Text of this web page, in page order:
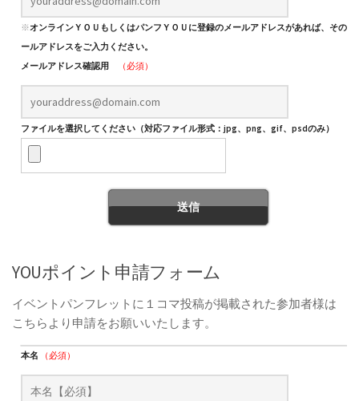
※オンラインＹＯＵもしくはパンフＹＯＵに登録のメールアドレスがあれば、そのメ
ールアドレスをご入力ください。
メールアドレス確認用
（必須）
ファイルを選択してください（対応ファイル形式：jpg、png、gif、psdのみ）
YOUポイント申請フォーム
イベントパンフレットに１コマ投稿が掲載された参加者様は
こちらより申請をお願いいたします。
本名 （必須）